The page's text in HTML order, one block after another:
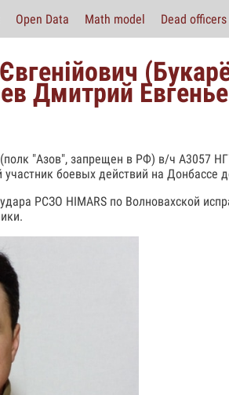
Open Data Math model Dead officers
Дмитрий
"Азов", запрещен в РФ) в/ч А3057
участник боевых действий на Донбассе
РСЗО HIMARS по Волновахской